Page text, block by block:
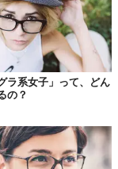
ラ系女子」って、どん
の？